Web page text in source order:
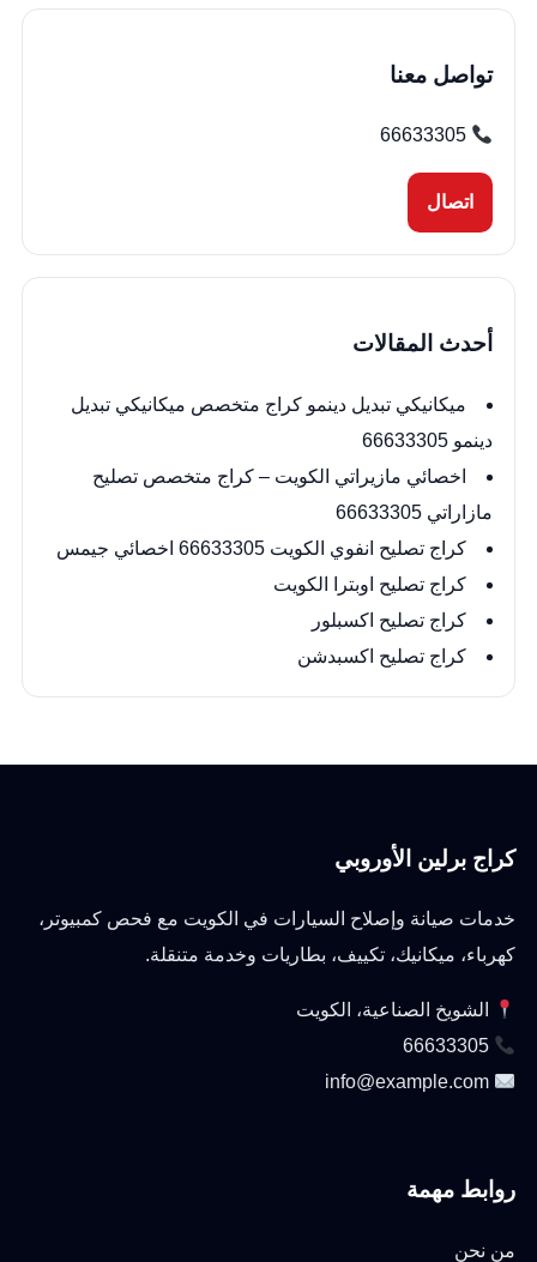
تواصل معنا
66633305
اتصال
أحدث المقالات
ميكانيكي تبديل دينمو كراج متخصص ميكانيكي تبديل
دينمو 66633305
اخصائي مازيراتي الكويت – كراج متخصص تصليح
مازاراتي 66633305
كراج تصليح انفوي الكويت 66633305 اخصائي جيمس
كراج تصليح اوبترا الكويت
كراج تصليح اكسبلور
كراج تصليح اكسبدشن
كراج برلين الأوروبي
خدمات صيانة وإصلاح السيارات في الكويت مع فحص كمبيوتر،
كهرباء، ميكانيك، تكييف، بطاريات وخدمة متنقلة.
الشويخ الصناعية، الكويت
66633305
info@example.com
روابط مهمة
من نحن